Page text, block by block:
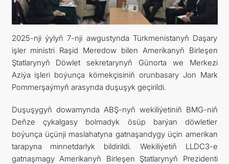
ARAGATNAŞYK
2025-nji ýylyň 7-nji awgustynda Türkmenistanyň Daşary
işler ministri Raşid Meredow bilen Amerikanyň Birleşen
Ştatlarynyň Döwlet sekretarynyň Günorta we Merkezi
Aziýa işleri boýunça kömekçisiniň orunbasary Jon Mark
Pommerşaýmyň arasynda duşuşyk geçirildi.
Duşuşygyň dowamynda ABŞ-nyň wekiliýetiniň BMG-niň
Deňze çykalgasy bolmadyk ösüp barýan döwletler
boýunça üçünji maslahatyna gatnaşandygy üçin amerikan
tarapyna minnetdarlyk bildirildi. Wekiliýetiň LLDC3-e
gatnaşmagy Amerikanyň Birleşen Ştatlarynyň Prezidenti